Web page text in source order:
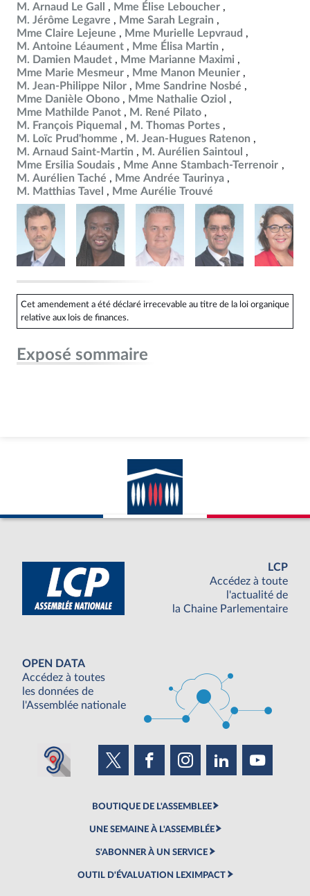
M. Arnaud Le Gall
Mme Élise Leboucher
M. Jérôme Legavre
Mme Sarah Legrain
Mme Claire Lejeune
Mme Murielle Lepvraud
M. Antoine Léaument
Mme Élisa Martin
M. Damien Maudet
Mme Marianne Maximi
Mme Marie Mesmeur
Mme Manon Meunier
M. Jean-Philippe Nilor
Mme Sandrine Nosbé
Mme Danièle Obono
Mme Nathalie Oziol
Mme Mathilde Panot
M. René Pilato
M. François Piquemal
M. Thomas Portes
M. Loïc Prud'homme
M. Jean-Hugues Ratenon
M. Arnaud Saint-Martin
M. Aurélien Saintoul
Mme Ersilia Soudais
Mme Anne Stambach-Terrenoir
M. Aurélien Taché
Mme Andrée Taurinya
M. Matthias Tavel
Mme Aurélie Trouvé
Cet amendement a été déclaré irrecevable au titre de la loi organique
relative aux lois de finances.
Exposé sommaire
LCP
Accédez à toute
l'actualité de
la Chaine Parlementaire
OPEN DATA
Accédez à toutes
les données de
l'Assemblée nationale
BOUTIQUE DE L'ASSEMBLEE
UNE SEMAINE À L'ASSEMBLÉE
S'ABONNER À UN SERVICE
OUTIL D'ÉVALUATION LEXIMPACT